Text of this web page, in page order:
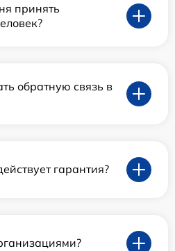
принять
обратную связь в
гарантия?